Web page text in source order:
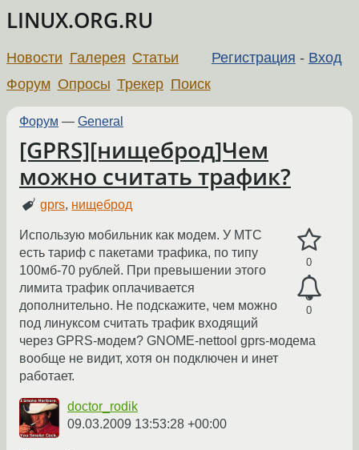
LINUX.ORG.RU
Регистрация - Вход
Новости Галерея Статьи
Форум Опросы Трекер Поиск
Форум — General
[GPRS][нищеброд]Чем
можно считать трафик?
gprs, нищеброд
0
0
Использую мобильник как модем. У МТС
есть тариф с пакетами трафика, по типу
100мб-70 рублей. При превышении этого
лимита трафик оплачивается
дополнительно. Не подскажите, чем можно
под линуксом считать трафик входящий
через GPRS-модем? GNOME-nettool gprs-модема
вообще не видит, хотя он подключен и инет
работает.
doctor_rodik
09.03.2009 13:53:28 +00:00